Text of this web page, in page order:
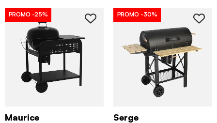
PROMO -25%
Maurice
PROMO -30%
Serge